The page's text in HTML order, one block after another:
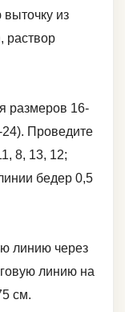
из
раствор
размеров 16-
Проведите
8, 13, 12;
бедер 0,5
линию через
линию на
см.